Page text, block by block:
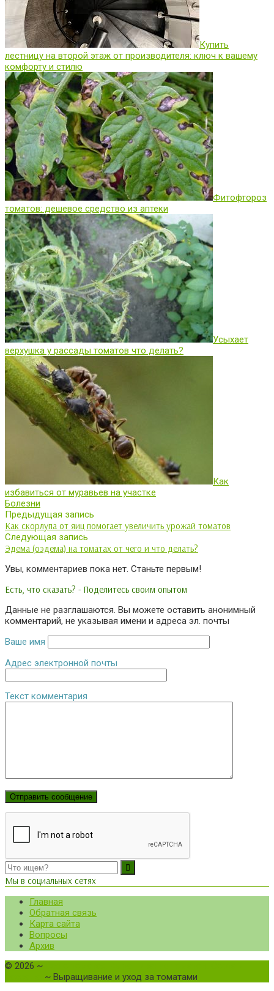
Купить
лестницу на второй этаж от производителя: ключ к вашему
комфорту и стилю
Фитофтороз
томатов: дешевое средство из аптеки
Усыхает
верхушка у рассады томатов что делать?
Как
избавиться от муравьев на участке
Болезни
Предыдущая запись
Как скорлупа от яиц помогает увеличить урожай томатов
Следующая запись
Эдема (оэдема) на томатах от чего и что делать?
Увы, комментариев пока нет. Станьте первым!
Есть, что сказать? - Поделитесь своим опытом
Данные не разглашаются. Вы можете оставить анонимный
комментарий, не указывая имени и адреса эл. почты
Ваше имя
Адрес электронной почты
Текст комментария
Мы в социальных сетях
Главная
Обратная связь
Карта сайта
Вопросы
Архив
© 2026 ~
~ Выращивание и уход за томатами